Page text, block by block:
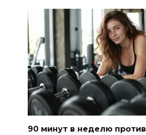
90 минут в неделю против